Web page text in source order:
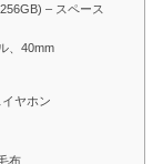
– スペース
、40mm
ヤホン
布